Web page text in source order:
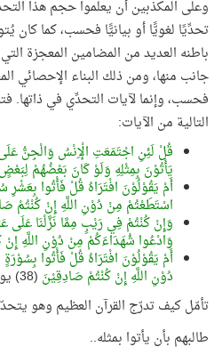
وعلى المكذبين أن يعلموا حجم هذا
تحدِّيًا لغويًّا أو بيانيًّا فحسب، كما كان
باطنه العديد من المضامين المعجزة
جانب منها، ومن ذلك البناء الإحصائي
فحسب، وإنما لآيات التحدِّي في ذاتها.
التالية من الآيات:
قُلْ لَئِنِ اجْتَمَعَتِ الْإِنْسُ وَالْجِنُّ عَلَى
يَأْتُوْنَ بِمِثْلِهِ وَلَوْ كَانَ بَعْضُهُمْ
أَمْ يَقُوْلُوْنَ افْتَرَاهُ قُلْ فَأْتُوا
اسْتَطَعْتُمْ مِنْ دُوْنِ اللَّهِ إِنْ كُنْتُمْ
وَإِنْ كُنْتُمْ فِي رَيْبٍ مِمَّا نَزَّلْنَا عَلَى
وَادْعُوا شُهَدَاءَكُمْ مِنْ دُوْنِ اللَّهِ
أَمْ يَقُوْلُوْنَ افْتَرَاهُ قُلْ فَأْتُوا
دُوْنِ اللَّهِ إِنْ كُنْتُمْ صَادِقِيْنَ (38) يونس
تأمّل كيف تدرّج القرآن العظيم وهو
طالبهم بأن يأتوا بمثله..